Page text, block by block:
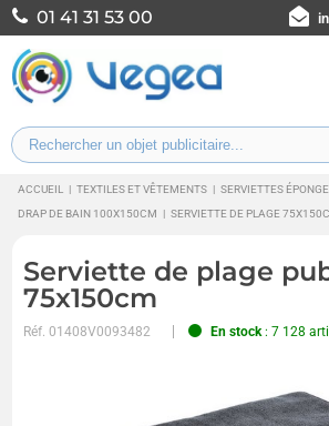
01 41 31 53 00
ACCUEIL | TEXTILES ET VÊTEMENTS | SERVIETTES
DRAP DE BAIN 100X150CM
| SERVIETTE DE PLAGE
Serviette de plage
75x150cm
Réf.01408V0093482 En stock: 7 128